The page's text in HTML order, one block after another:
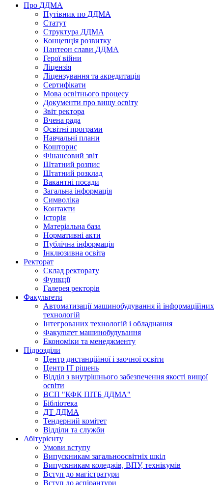
Про ДДМА
Путівник по ДДМА
Статут
Структура ДДМА
Концепція розвитку
Пантеон слави ДДМА
Герої війни
Ліцензія
Ліцензування та акредитація
Сертифікати
Мова освітнього процесу
Документи про вищу освіту
Звіт ректора
Вчена рада
Освітні програми
Навчальні плани
Кошторис
Фінансовий звіт
Штатний розпис
Штатний розклад
Вакантні посади
Загальна інформація
Символіка
Контакти
Історія
Матеріальна база
Нормативні акти
Публічна інформація
Інклюзивна освіта
Ректорат
Склад ректорату
Функції
Галерея ректорів
Факультети
Автоматизації машинобудування й інформаційних
технологій
Інтегрованих технологій і обладнання
Факультет машинобудування
Економіки та менеджменту
Підрозділи
Центр дистанційної і заочної освіти
Центр ІТ рішень
Відділ з внутрішнього забезпечення якості вищої
освіти
ВСП "КФК ПІТБ ДДМА"
Бібліотека
ДТ ДДМА
Тендерний комітет
Відділи та служби
Абітурієнту
Умови вступу
Випускникам загальноосвітніх шкіл
Випускникам коледжів, ВПУ, технікумів
Вступ до магістратури
Вступ до аспірантури